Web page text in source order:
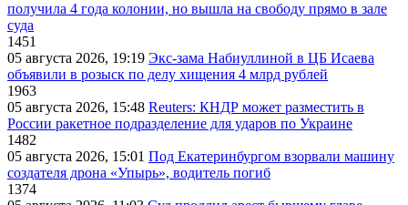
получила 4 года колонии, но вышла на свободу прямо в зале
суда
1451
05 августа 2026, 19:19 Экс-зама Набиуллиной в ЦБ Исаева
объявили в розыск по делу хищения 4 млрд рублей
1963
05 августа 2026, 15:48 Reuters: КНДР может разместить в
России ракетное подразделение для ударов по Украине
1482
05 августа 2026, 15:01 Под Екатеринбургом взорвали машину
создателя дрона «Упырь», водитель погиб
1374